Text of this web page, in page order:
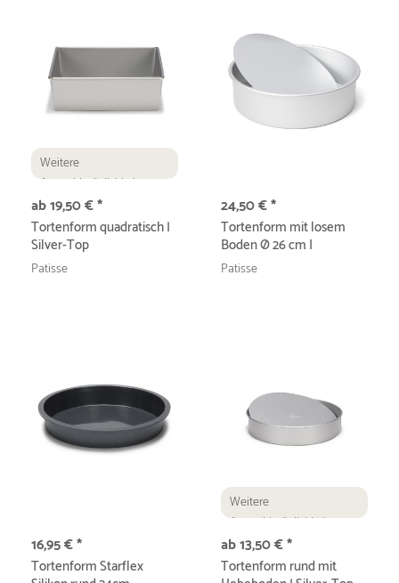
Weitere
Auswahlmöglichkeiten
ab 19,50 € *
Tortenform quadratisch |
Silver-Top
Patisse
24,50 € *
Tortenform mit losem
Boden Ø 26 cm I
Professional
Patisse
16,95 € *
Tortenform Starflex
Weitere
Auswahlmöglichkeiten
ab 13,50 € *
Tortenform rund mit